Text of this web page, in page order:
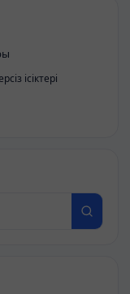
ісіктері